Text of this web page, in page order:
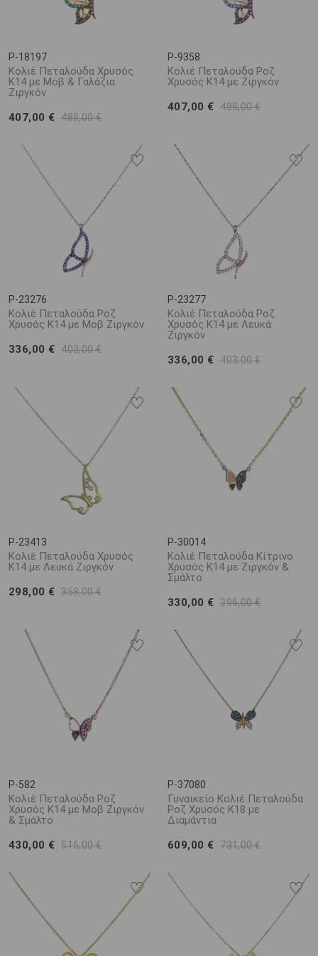
P-18197
Κολιέ Πεταλούδα Χρυσός
Κ14 με Μοβ & Γαλάζια
Ζιργκόν
407,00 € 488,00 €
P-9358
Κολιέ Πεταλούδα Ροζ
Χρυσός Κ14 με Ζιργκόν
407,00 € 488,00 €
P-23276
Κολιέ Πεταλούδα Ροζ
Χρυσός Κ14 με Μοβ Ζιργκόν
336,00 € 403,00 €
P-23277
Κολιέ Πεταλούδα Ροζ
Χρυσός Κ14 με Λευκά
Ζιργκόν
336,00 € 403,00 €
P-23413
Κολιέ Πεταλούδα Χρυσός
Κ14 με Λευκά Ζιργκόν
298,00 € 358,00 €
P-30014
Κολιέ Πεταλούδα Κίτρινο
Χρυσός Κ14 με Ζιργκόν &
Σμάλτο
330,00 € 396,00 €
P-582
Κολιέ Πεταλούδα Ροζ
Χρυσός Κ14 με Μοβ Ζιργκόν
& Σμάλτο
430,00 € 516,00 €
P-37080
Γυναικείο Κολιέ Πεταλούδα
Ροζ Χρυσός Κ18 με
Διαμάντια
609,00 € 731,00 €